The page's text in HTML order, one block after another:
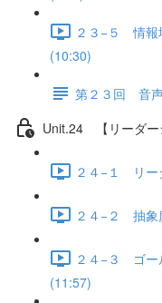
２３−５ 情報
(10:30)
第２３回 音
Unit.24 【リーダー
２４−１ リー
２４−２ 抽象
２４−３ ゴー
(11:57)